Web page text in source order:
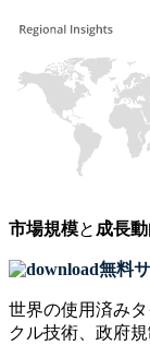
市場規模と 成長動
無料
世界の使用済み
クル技術、政府